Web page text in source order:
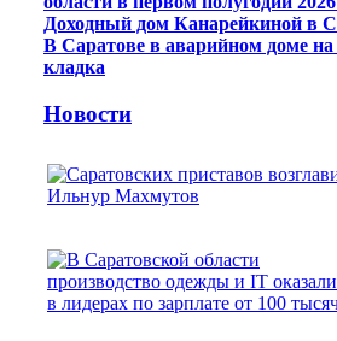
Доходный дом Канарейкиной в
В Саратове в аварийном доме
кладка
Новости